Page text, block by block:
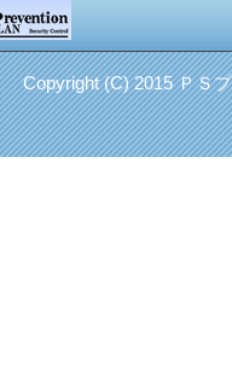
Copyright (C) 2015 ＰＳ